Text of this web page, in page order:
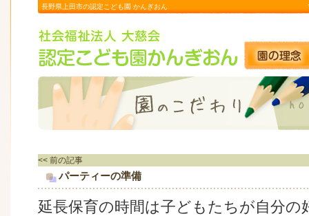
長野県上田市の認定こども園 かんぎおん
<< 前の記事
パーティーの準備
延長保育の時間は子どもたちが自分